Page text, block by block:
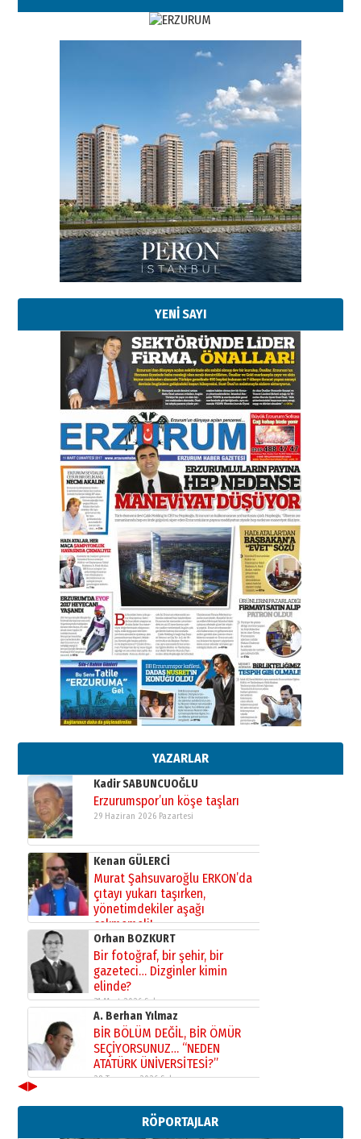
YENİ SAYI
YAZARLAR
Esat BİNDESEN
Başkan Sekmen’den Erzurum’a
bir vizyon proje daha!
02 Ağustos 2026 Pazar
Kadir SABUNCUOĞLU
Erzurumspor’un köşe taşları
29 Haziran 2026 Pazartesi
Kenan GÜLERCİ
Murat Şahsuvaroğlu ERKON’da
çıtayı yukarı taşırken,
yönetimdekiler aşağı
çekmemeli!
17 Şubat 2026 SalıOrhan BOZKURT
Bir fotoğraf, bir şehir, bir
gazeteci… Dizginler kimin
elinde?
31 Mart 2026 Salı
A. Berhan Yılmaz
BİR BÖLÜM DEĞİL, BİR ÖMÜR
SEÇİYORSUNUZ… “NEDEN
ATATÜRK ÜNİVERSİTESİ?”
28 Temmuz 2026 Salı
Ahmet Gökhan YAZICI
Ahmed Yesevi’den bir Alperen…
”Reisimiz” idi… Hakka yürüdü.!
26 Mart 2026 Perşembe
Cem Bakırcı
Ardında bıraktığı hatıralarıyla
gönül adamı Faruk Terzioğlu!
13 Mayıs 2026 Çarşamba
Esat BİNDESEN
Başkan Sekmen’den Erzurum’a
bir vizyon proje daha!
02 Ağustos 2026 Pazar
Kadir SABUNCUOĞLU
Erzurumspor’un köşe taşları
29 Haziran 2026 Pazartesi
Kenan GÜLERCİ
Murat Şahsuvaroğlu ERKON’da
çıtayı yukarı taşırken,
yönetimdekiler aşağı
çekmemeli!
17 Şubat 2026 SalıOrhan BOZKURT
Bir fotoğraf, bir şehir, bir
gazeteci… Dizginler kimin
elinde?
31 Mart 2026 Salı
A. Berhan Yılmaz
BİR BÖLÜM DEĞİL, BİR ÖMÜR
SEÇİYORSUNUZ… “NEDEN
ATATÜRK ÜNİVERSİTESİ?”
28 Temmuz 2026 Salı
Ahmed Yesevi’den bir Alperen…
”Reisimiz” idi… Hakka yürüdü.!
◀▶
RÖPORTAJLAR